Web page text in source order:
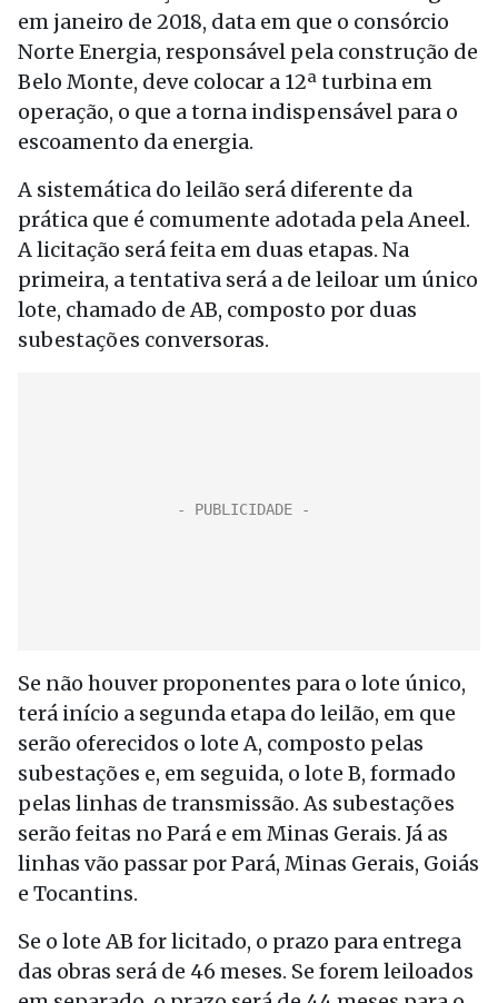
em janeiro de 2018, data em que o consórcio
Norte Energia, responsável pela construção de
Belo Monte, deve colocar a 12ª turbina em
operação, o que a torna indispensável para o
escoamento da energia.
A sistemática do leilão será diferente da
prática que é comumente adotada pela Aneel.
A licitação será feita em duas etapas. Na
primeira, a tentativa será a de leiloar um único
lote, chamado de AB, composto por duas
subestações conversoras.
Se não houver proponentes para o lote único,
terá início a segunda etapa do leilão, em que
serão oferecidos o lote A, composto pelas
subestações e, em seguida, o lote B, formado
pelas linhas de transmissão. As subestações
serão feitas no Pará e em Minas Gerais. Já as
linhas vão passar por Pará, Minas Gerais, Goiás
e Tocantins.
Se o lote AB for licitado, o prazo para entrega
das obras será de 46 meses. Se forem leiloados